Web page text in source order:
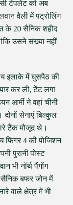
टेंपलेंट को अब
वैली में पट्रोलिंग
के 20 सैनिक शहीद
उसने संख्या नहीं
इलाके में घुसपैठ की
कर ली, टेंट लगा
आर्मी ने वहां चीनी
सेनाएं बिल्कुल
टैंक मौजूद थे।
4 की पोजिशन
पुरानी पोस्ट
भी नॉर्थ पैंगोंग
सैनिक बफर जोन में
वाले क्षेत्र में भी